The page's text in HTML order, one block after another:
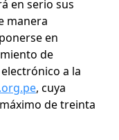
en serio sus
manera
en
de
a la
, cuya
de treinta